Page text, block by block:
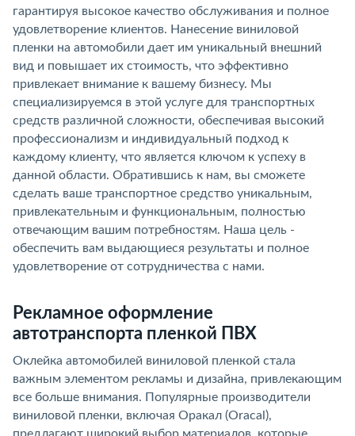
гарантируя высокое качество обслуживания и полное
удовлетворение клиентов. Нанесение виниловой
пленки на автомобили дает им уникальный внешний
вид и повышает их стоимость, что эффективно
привлекает внимание к вашему бизнесу. Мы
специализируемся в этой услуге для транспортных
средств различной сложности, обеспечивая высокий
профессионализм и индивидуальный подход к
каждому клиенту, что является ключом к успеху в
данной области. Обратившись к нам, вы сможете
сделать ваше транспортное средство уникальным,
привлекательным и функциональным, полностью
отвечающим вашим потребностям. Наша цель -
обеспечить вам выдающиеся результаты и полное
удовлетворение от сотрудничества с нами.
Рекламное оформление
автотранспорта пленкой ПВХ
Оклейка автомобилей виниловой пленкой стала
важным элементом рекламы и дизайна, привлекающим
все больше внимания. Популярные производители
виниловой пленки, включая Оракал (Oracal),
предлагают широкий выбор материалов, которые